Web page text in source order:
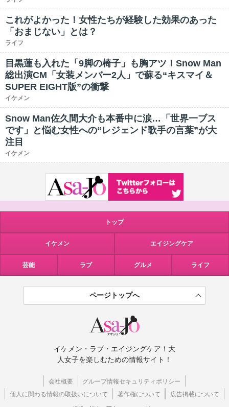
これがよかった！女性たちが経験した効果のあった
「おまじない」とは？
ライフ
目黒蓮も入れた「9脚の椅子」も胸アツ！Snow Man
総出演CM「女装メンバー2人」で蘇る“キスマイ＆
SUPER EIGHT版”の衝撃
イケメン
Snow Man佐久間大介も本番中に涙…「世界一ブス
です」と悩む女性への“レジェンド歌手の言葉”が大
注目
イケメン
トップ
イケメン エイジングケア
芸能 ラブ グルメ ライフ
ページトップへ
イケメン・ラブ・エイジングケア！大
人女子を楽しむための情報サイト！
会社概要
グループ情報セキュリティポリシー
個人に関わる情報の取扱いについて
著作権について 広告掲載について